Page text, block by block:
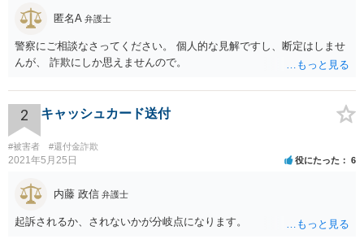
匿名A 弁護士
警察にご相談なさってください。 個人的な見解ですし、断定はしませ
んが、 詐欺にしか思えませんので。
2 キャッシュカード送付
#被害者 #還付金詐欺
2021年5月25日 役にたった 6
内藤 政信 弁護士
起訴されるか、されないかが分岐点になります。